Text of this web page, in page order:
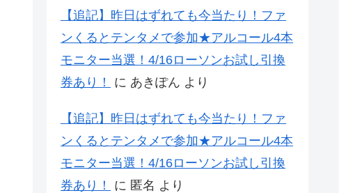
【追記】昨日はずれても今当たり！ファ
ンくるとテンタメで参加★アルコール4本
モニター当選！4/16ローソンお試し引換
券あり！
に あきぽん より
【追記】昨日はずれても今当たり！ファ
ンくるとテンタメで参加★アルコール4本
モニター当選！4/16ローソンお試し引換
券あり！
に 匿名 より